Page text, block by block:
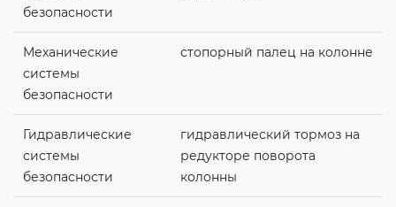
безопасности
Механические
системы
безопасности
стопорный палец на колонне
Гидравлические
системы
безопасности
гидравлический тормоз на
редукторе поворота
колонны